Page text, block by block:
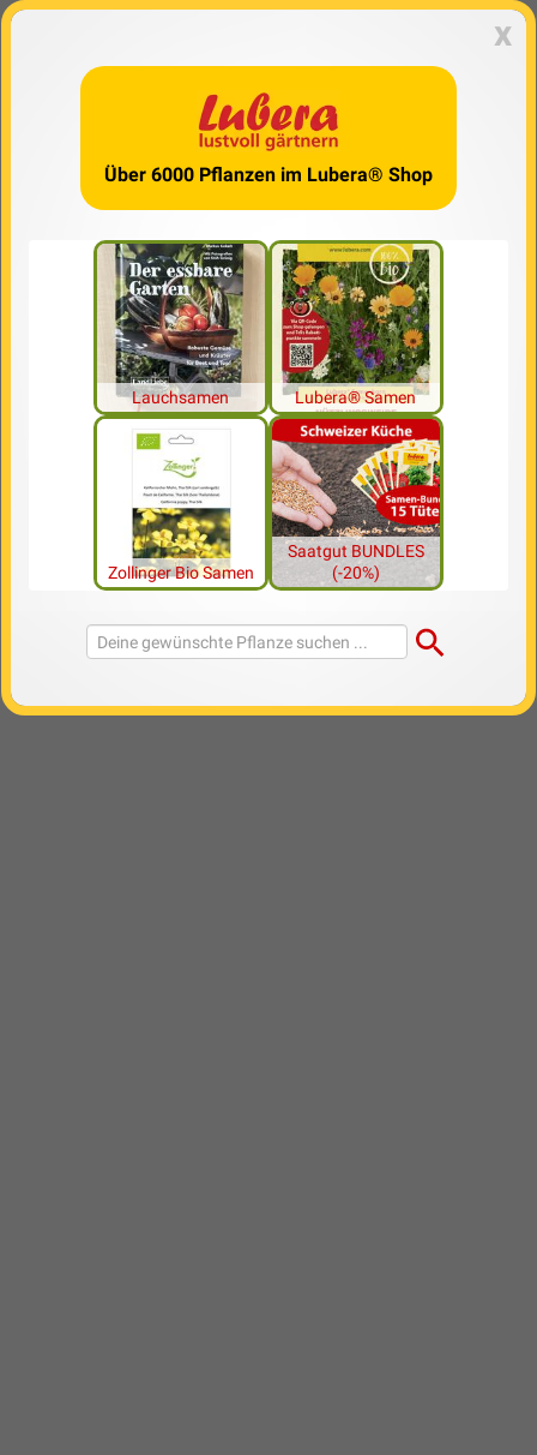
x
Über 6000 Pflanzen im Lubera® Shop
Lauchsamen Lubera® Samen
Zollinger Bio Samen
Saatgut BUNDLES
(-20%)